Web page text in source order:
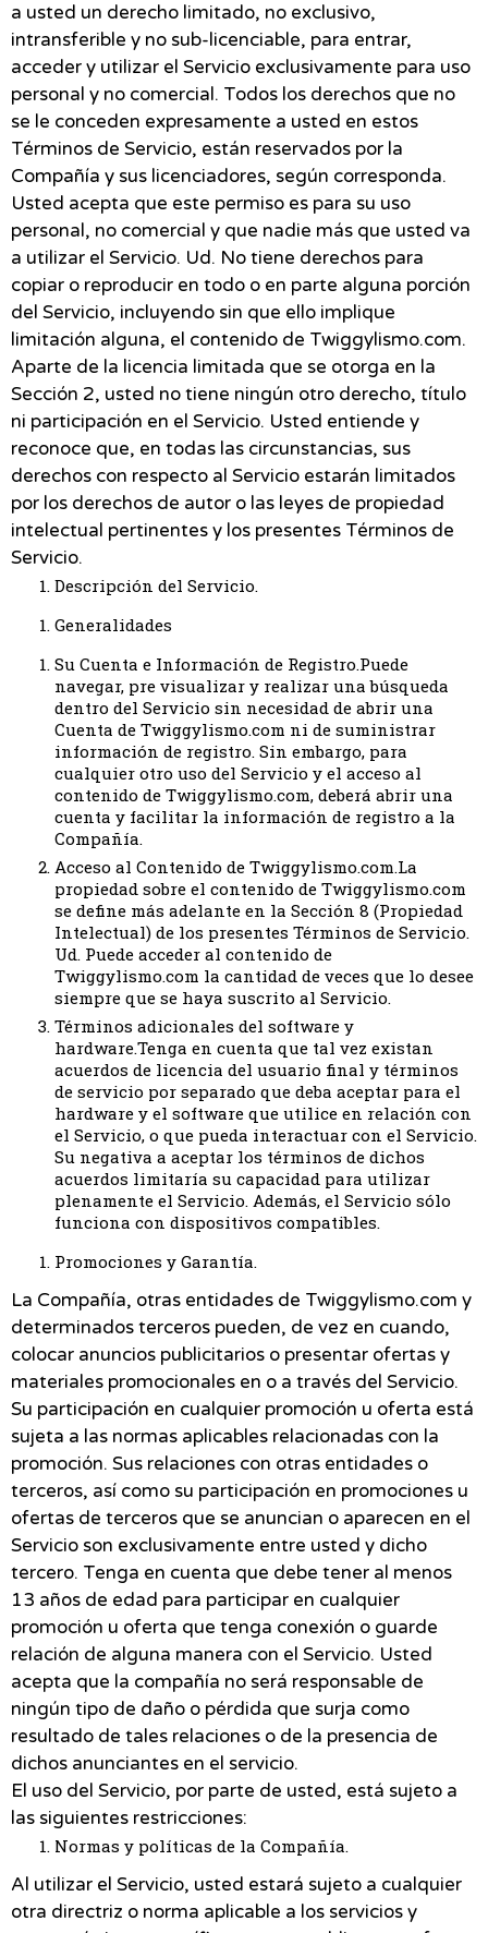
a usted un derecho limitado, no exclusivo,
intransferible y no sub-licenciable, para entrar,
acceder y utilizar el Servicio exclusivamente para uso
personal y no comercial. Todos los derechos que no
se le conceden expresamente a usted en estos
Términos de Servicio, están reservados por la
Compañía y sus licenciadores, según corresponda.
Usted acepta que este permiso es para su uso
personal, no comercial y que nadie más que usted va
a utilizar el Servicio. Ud. No tiene derechos para
copiar o reproducir en todo o en parte alguna porción
del Servicio, incluyendo sin que ello implique
limitación alguna, el contenido de Twiggylismo.com.
Aparte de la licencia limitada que se otorga en la
Sección 2, usted no tiene ningún otro derecho, título
ni participación en el Servicio. Usted entiende y
reconoce que, en todas las circunstancias, sus
derechos con respecto al Servicio estarán limitados
por los derechos de autor o las leyes de propiedad
intelectual pertinentes y los presentes Términos de
Servicio.
Descripción del Servicio.
Generalidades
Su Cuenta e Información de Registro.Puede
navegar, pre visualizar y realizar una búsqueda
dentro del Servicio sin necesidad de abrir una
Cuenta de Twiggylismo.com ni de suministrar
información de registro. Sin embargo, para
cualquier otro uso del Servicio y el acceso al
contenido de Twiggylismo.com, deberá abrir una
cuenta y facilitar la información de registro a la
Compañía.
Acceso al Contenido de Twiggylismo.com.La
propiedad sobre el contenido de Twiggylismo.com
se define más adelante en la Sección 8 (Propiedad
Intelectual) de los presentes Términos de Servicio.
Ud. Puede acceder al contenido de
Twiggylismo.com la cantidad de veces que lo desee
siempre que se haya suscrito al Servicio.
Términos adicionales del software y
hardware.Tenga en cuenta que tal vez existan
acuerdos de licencia del usuario final y términos
de servicio por separado que deba aceptar para el
hardware y el software que utilice en relación con
el Servicio, o que pueda interactuar con el Servicio.
Su negativa a aceptar los términos de dichos
acuerdos limitaría su capacidad para utilizar
plenamente el Servicio. Además, el Servicio sólo
funciona con dispositivos compatibles.
Promociones y Garantía.
La Compañía, otras entidades de Twiggylismo.com y
determinados terceros pueden, de vez en cuando,
colocar anuncios publicitarios o presentar ofertas y
materiales promocionales en o a través del Servicio.
Su participación en cualquier promoción u oferta está
sujeta a las normas aplicables relacionadas con la
promoción. Sus relaciones con otras entidades o
terceros, así como su participación en promociones u
ofertas de terceros que se anuncian o aparecen en el
Servicio son exclusivamente entre usted y dicho
tercero. Tenga en cuenta que debe tener al menos
13 años de edad para participar en cualquier
promoción u oferta que tenga conexión o guarde
relación de alguna manera con el Servicio. Usted
acepta que la compañía no será responsable de
ningún tipo de daño o pérdida que surja como
resultado de tales relaciones o de la presencia de
dichos anunciantes en el servicio.
El uso del Servicio, por parte de usted, está sujeto a
las siguientes restricciones:
Normas y políticas de la Compañía.
Al utilizar el Servicio, usted estará sujeto a cualquier
otra directriz o norma aplicable a los servicios y